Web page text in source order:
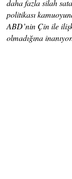
daha fazla silah
politikası
ABD’nin Çin ile
olmadığına inanıyor.